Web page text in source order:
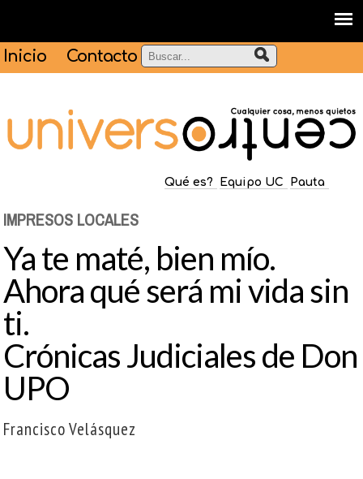
Inicio Contacto
Qué es? Equipo UC Pauta
IMPRESOS LOCALES
Ya te maté, bien mío.
Ahora qué será mi vida sin
ti.
Crónicas Judiciales de Don
UPO
Francisco Velásquez